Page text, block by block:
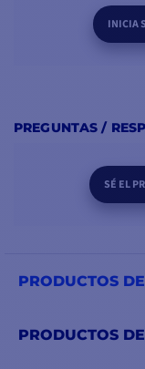
INICIA
PREGUNTAS /
SÉ EL
PRODUCTOS
PRODUCTOS